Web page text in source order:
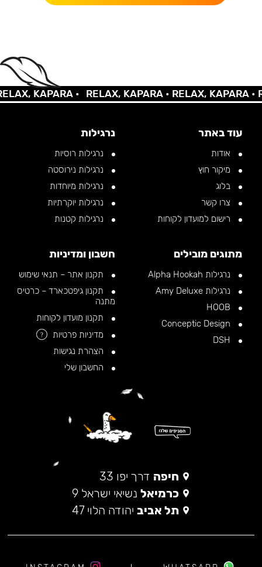
KAPARA • RELAX, KAPARA •RELAX, KAPARA •
עוד באתר
אודות
מיקור חוץ
בלוג
צרו קשר
רישום למועדון לקוחות
נרגילות
נרגילות רוסיות
נרגילות נירוסטה
נרגילות מיוחדות
נרגילות יוקרתיות
נרגילות קטנות
מתוגים מובילים
נרגילות Alpha Hookah
נרגילות Amy Deluxe
חשבון ומדיניות
תקנון אתר – תנאי שימוש
תקנון גיפטכארד – כרטיס
מתנה
תקנון מועדון לקוחות
מדיניות פרטיות
?
הצהרת נגישות
החשבון שלי
חיפה דרך יפו 33
כרמיאל נשיאי ישראל 9
תל אביב יהודה הלוי 47